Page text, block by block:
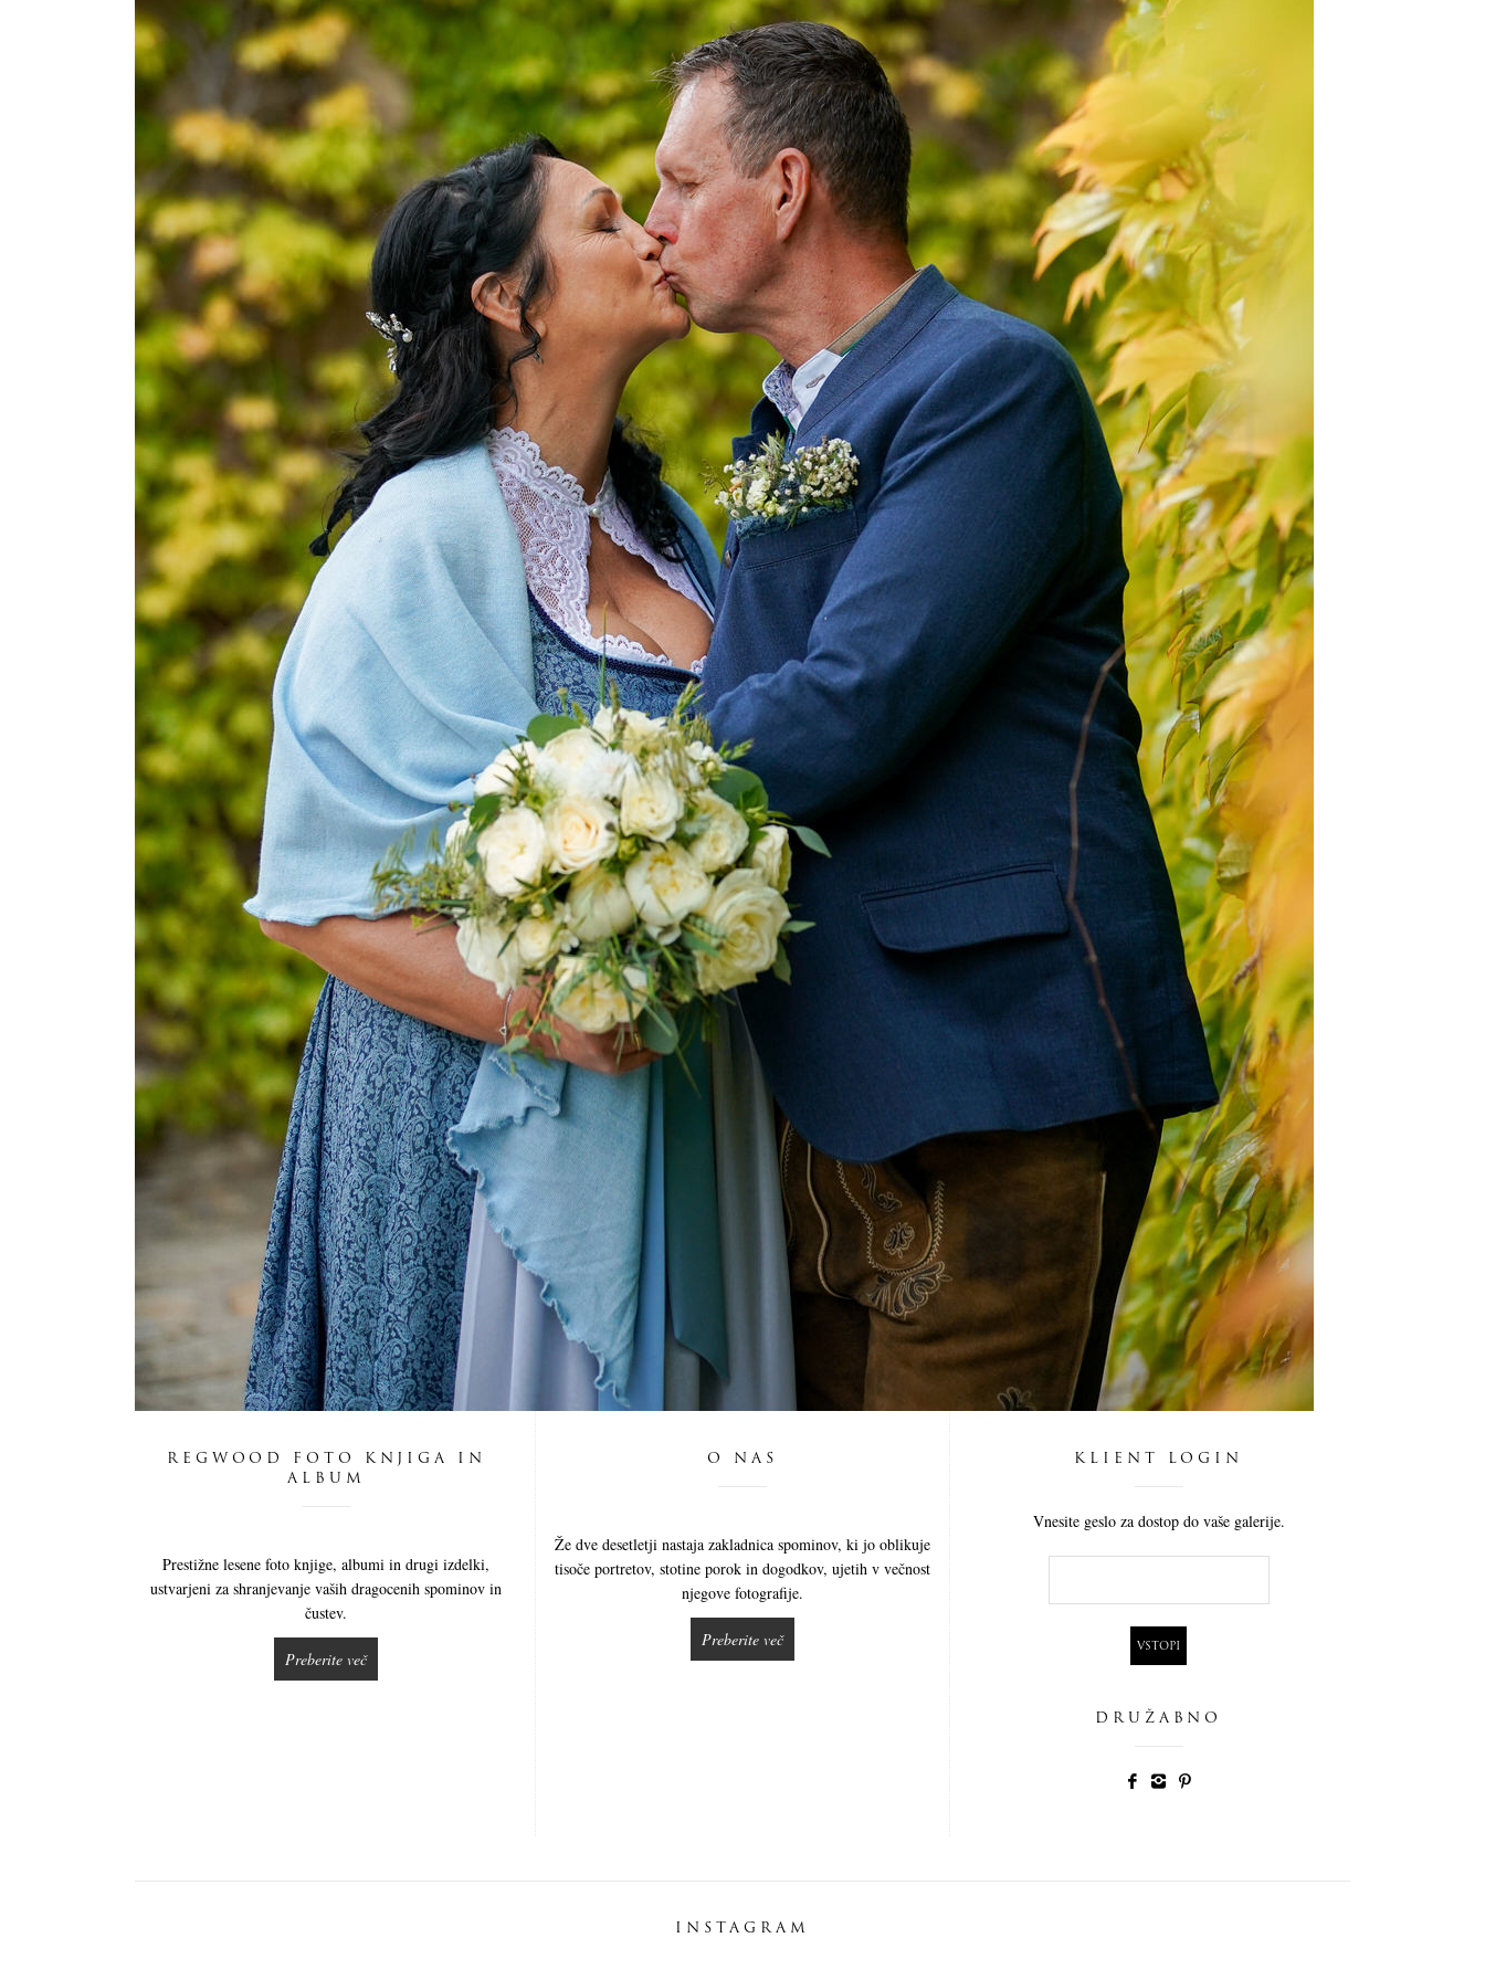
REGWOOD FOTO KNJIGA IN
ALBUM
Prestižne lesene foto knjige, albumi in drugi izdelki,
ustvarjeni za shranjevanje vaših dragocenih spominov in
čustev.
Preberite več
O NAS
Že dve desetletji nastaja zakladnica spominov, ki jo oblikuje
tisoče portretov, stotine porok in dogodkov, ujetih v večnost
njegove fotografije.
Preberite več
KLIENT LOGIN
Vnesite geslo za dostop do vaše galerije.
DRUŽABNO
INSTAGRAM